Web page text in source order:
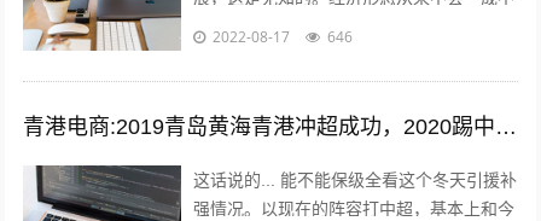
变，从男耕女织到蒸汽机，人类经历了上千
2022-08-17 646
青港电商:2019青岛黄海青港冲超成功，2020踢中超青岛会保级吗？
这话说的... 能不能保级全看这个冬天引援补
强情况。以现在的阵容打中超，基本上和今